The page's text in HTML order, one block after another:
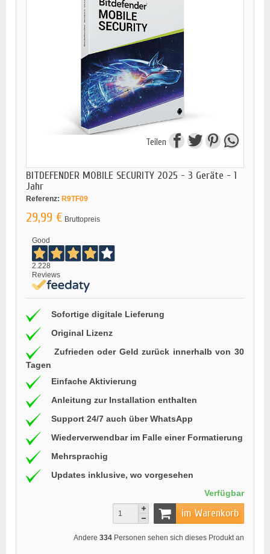
Teilen
BITDEFENDER MOBILE SECURITY 2025 - 3 Geräte - 1
Jahr
Referenz: R9TF09
29,99 € Bruttopreis
Good
2.228
Reviews
Sofortige digitale Lieferung
Original Lizenz
Zufrieden oder Geld zurück innerhalb von 30
Tagen
Einfache Aktivierung
Anleitung zur Installation enthalten
Support 24/7 auch über WhatsApp
Wiederverwendbar im Falle einer Formatierung
Mehrsprachig
Updates inklusive, wo vorgesehen
Verfügbar
im Warenkorb
Andere 334 Personen sehen sich dieses Produkt an